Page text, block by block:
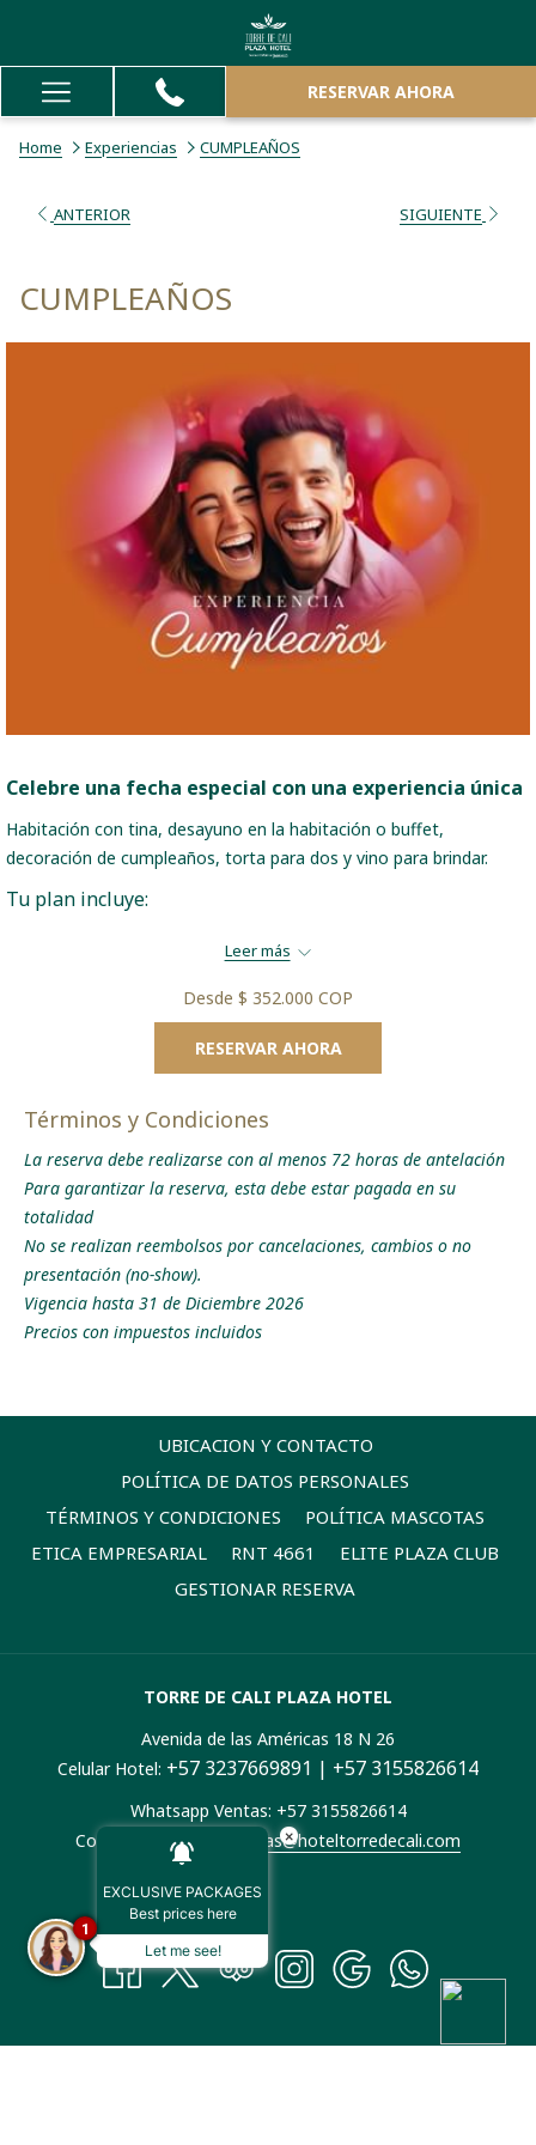
Hamburger
Menu
RESERVAR AHORA
Home Experiencias CUMPLEAÑOS
ANTERIOR SIGUIENTE
CUMPLEAÑOS
Celebre una fecha especial con una experiencia única
Habitación con tina, desayuno en la habitación o buffet,
decoración de cumpleaños, torta para dos y vino para brindar.
Tu plan incluye:
Torta de cumpleaños para dos personas
Botella de Vino Espumoso “Barón Rothberg”
Desayuno Americano servido buffet o servido a la habitación
Leer más
Desde $ 352.000 COP
RESERVAR AHORA
Términos y Condiciones
La reserva debe realizarse con al menos 72 horas de antelación
Para garantizar la reserva, esta debe estar pagada en su
totalidad
No se realizan reembolsos por cancelaciones, cambios o no
presentación (no-show).
Vigencia hasta 31 de Diciembre 2026
Precios con impuestos incluidos
UBICACION Y CONTACTO
POLÍTICA DE DATOS PERSONALES
TÉRMINOS Y CONDICIONES
POLÍTICA MASCOTAS
ETICA EMPRESARIAL
RNT 4661 ABRE
EN
ELITE PLAZA CLUB
GESTIONAR RESERVA
TORRE DE CALI PLAZA HOTEL
Avenida de las Américas 18 N 26
Celular Hotel: +57 3237669891 | +57 3155826614
Whatsapp Ventas: +57 3155826614
Correo electrónico:
ventas@hoteltorredecali.com
×
EXCLUSIVE PACKAGES
Best prices here
Let me see!
1